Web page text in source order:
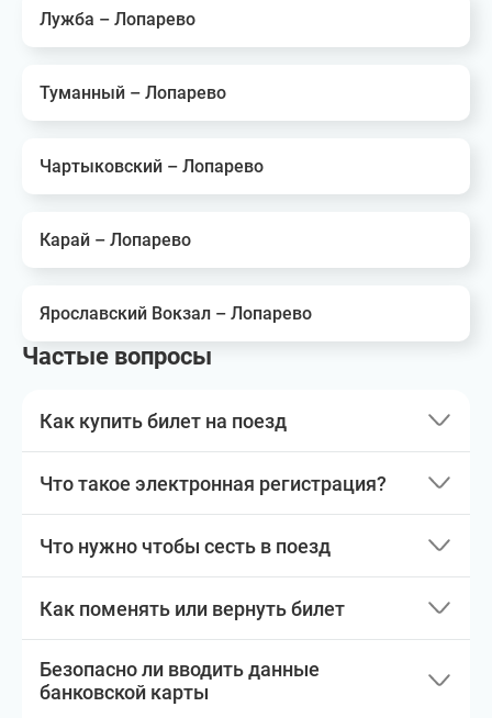
Лужба – Лопарево
Туманный – Лопарево
Чартыковский – Лопарево
Карай – Лопарево
Ярославский Вокзал – Лопарево
Частые вопросы
Как купить билет на поезд
Что такое электронная регистрация?
Что нужно чтобы сесть в поезд
Как поменять или вернуть билет
Безопасно ли вводить данные
банковской карты